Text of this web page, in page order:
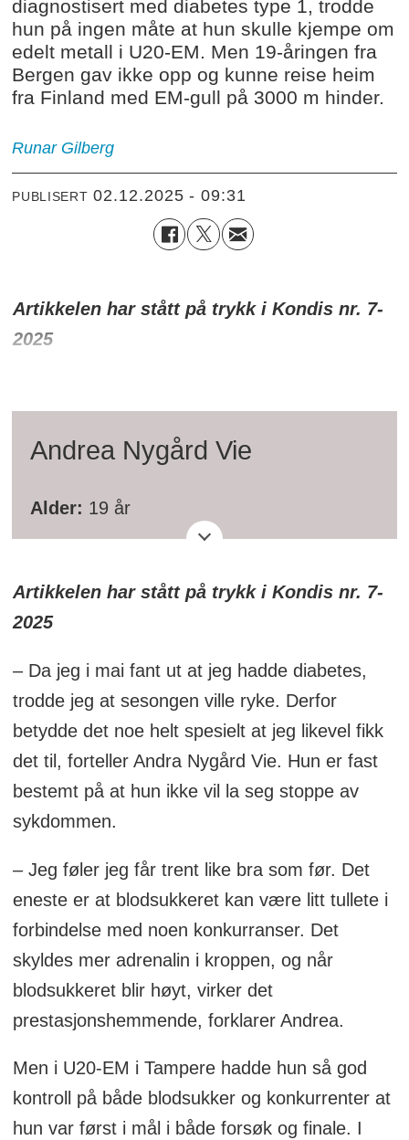
diagnostisert med diabetes type 1, trodde
hun på ingen måte at hun skulle kjempe om
edelt metall i U20-EM. Men 19-åringen fra
Bergen gav ikke opp og kunne reise heim
fra Finland med EM-gull på 3000 m hinder.
Runar Gilberg
PUBLISERT 02.12.2025 - 09:31
Artikkelen har stått på trykk i Kondis nr. 7-
2025
Andrea Nygård Vie
Alder: 19 år
Yrke/studium:Begynte på medisinstudiet
i høst
Klubb: IL Norna-Salhus
Trener:Bjørn Steinar Nedrebø
Mellom- og langdistanseløping
Perser:4.19,79 på 1500 m, 9.12,71 på
3000 m, 9.51,72 på 3000 hinder og 16.13
Meritter: Gull 3000 m hinder U20-EM,
sølv 3000 m NM innendørs, sølv 2000 m
hinder EYOF, gull og sølv 3000 m, sølv
terreng lang løype og bronse 1500 m U20-
NM
Artikkelen har stått på trykk i Kondis nr. 7-
2025
– Da jeg i mai fant ut at jeg hadde diabetes,
trodde jeg at sesongen ville ryke. Derfor
betydde det noe helt spesielt at jeg likevel fikk
det til, forteller Andra Nygård Vie. Hun er fast
bestemt på at hun ikke vil la seg stoppe av
sykdommen.
– Jeg føler jeg får trent like bra som før. Det
eneste er at blodsukkeret kan være litt tullete i
forbindelse med noen konkurranser. Det
skyldes mer adrenalin i kroppen, og når
blodsukkeret blir høyt, virker det
prestasjonshemmende, forklarer Andrea.
Men i U20-EM i Tampere hadde hun så god
kontroll på både blodsukker og konkurrenter at
hun var først i mål i både forsøk og finale. I